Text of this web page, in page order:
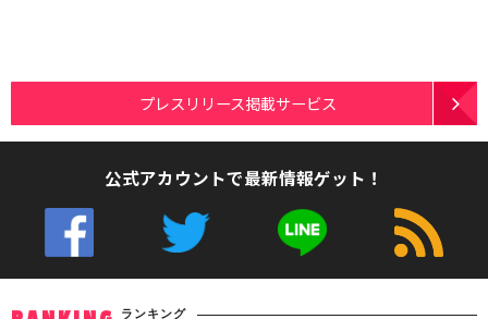
プレスリリース掲載サービス
公式アカウントで最新情報ゲット！
ランキング